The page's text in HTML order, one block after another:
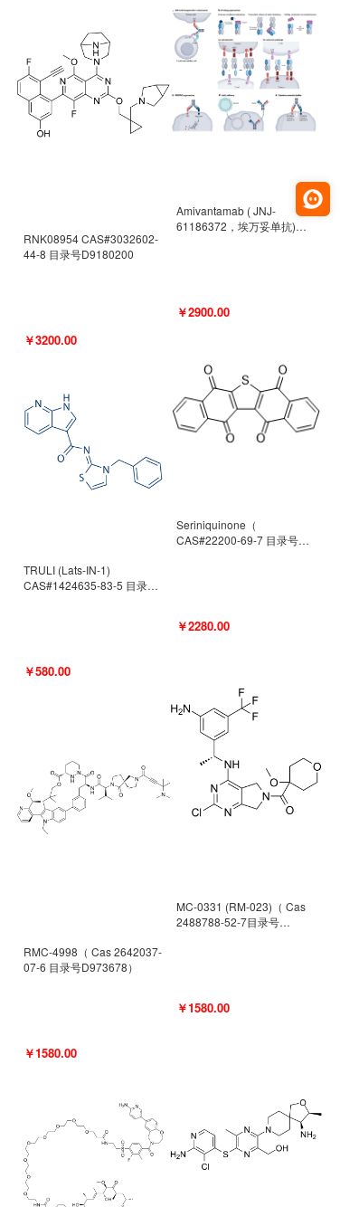
RNK08954 CAS#3032602-
44-8 目录号D9180200
￥3200.00
TRULI (Lats-IN-1)
CAS#1424635-83-5 目录号
￥580.00
RMC-4998（ Cas 2642037-
07-6 目录号D973678）
￥1580.00
Amivantamab ( JNJ-
61186372，埃万妥单抗)
￥2900.00
Seriniquinone（
CAS#22200-69-7 目录号
￥2280.00
MC-0331 (RM-023)（ Cas
2488788-52-7目录号
￥1580.00